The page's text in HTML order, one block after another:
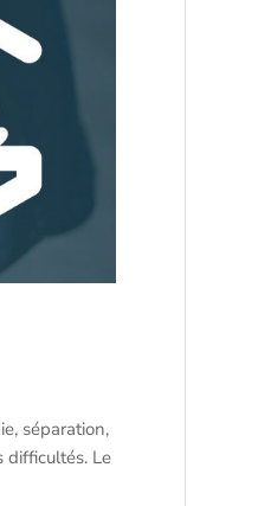
séparation,
difficultés. Le